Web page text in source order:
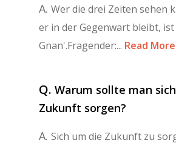
A. Wer die drei Zeiten sehen
er in der Gegenwart bleibt,
Gnan'.Fragender:... Read More
Q. Warum sollte man
Zukunft sorgen?
A. Sich um die Zukunft zu